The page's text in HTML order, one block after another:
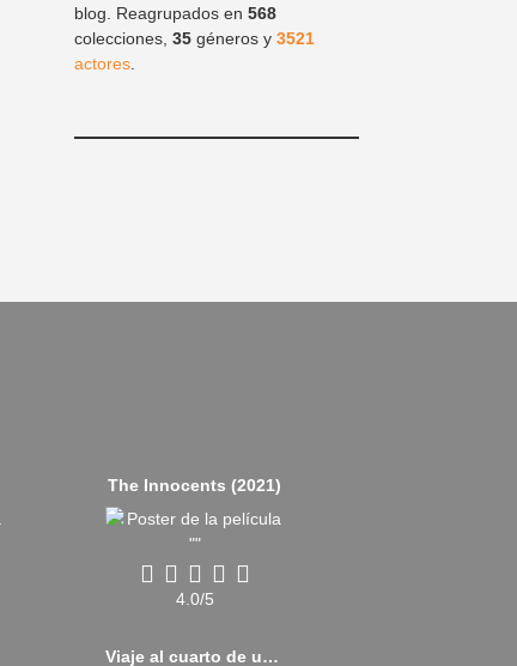
blog. Reagrupados en568
colecciones,35 géneros y3521
actores
The Innocents (2021)
4.0/5
Viaje al cuarto de una madre (2018)